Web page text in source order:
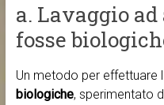
a. Lavaggio
fosse
Un metodo per effettuare
biologiche, sperimentato